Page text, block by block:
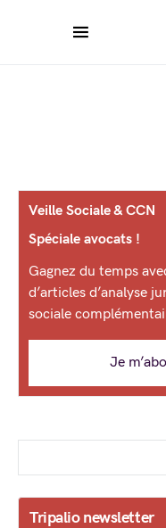
Veille Sociale & CCN
Spéciale avocats !
Gagnez du temps
d’articles d’analyse
sociale
Je
Tripalio newsletter